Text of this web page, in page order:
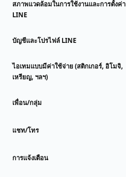
สภาพแวดล้อมในการใช้งานและการตั้งค่า
LINE
บัญชีและโปรไฟล์ LINE
ไอเทมแบบมีค่าใช้จ่าย (สติกเกอร์, อิโมจิ,
เหรียญ, ฯลฯ)
เพื่อน/กลุ่ม
แชท/โทร
การแจ้งเตือน